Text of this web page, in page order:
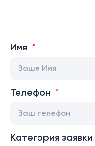
Имя
Телефон
Категория заявки